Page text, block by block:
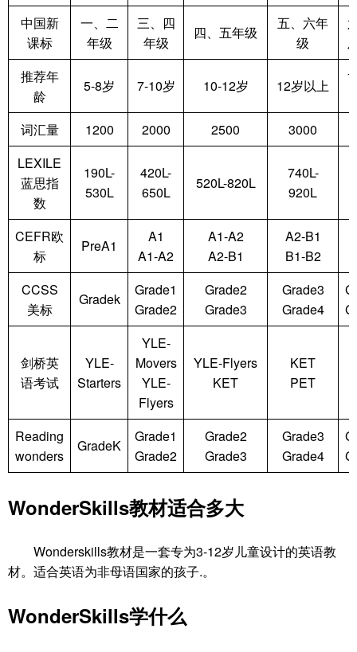
中国新
课标
一、二
年级
三、四
年级
四、五年级
五、六年
级
推荐年
龄
5-8岁 7-10岁 10-12岁 12岁以上
词汇量 1200 2000 2500 3000
LEXILE
蓝思指
数
190L-
530L
420L-
650L
520L-820L
740L-
920L
CEFR欧
标
PreA1
A1
A1-A2
A1-A2
A2-B1
A2-B1
B1-B2
CCSS
美标
Gradek
Grade1
Grade2
Grade2
Grade3
Grade3
Grade4
剑桥英
语考试
YLE-
Starters
YLE-
Movers
YLE-
Flyers
YLE-Flyers
KET
KET
PET
Reading
wonders
GradeK
Grade1
Grade2
Grade2
Grade3
Grade3
Grade4
WonderSkills教材适合多大
Wonderskills教材是一套专为3-12岁儿童设计的英语教
材。适合英语为非母语国家的孩子.。
WonderSkills学什么